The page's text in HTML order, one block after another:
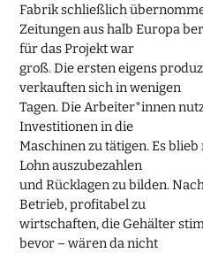
Fabrik schließlich
Zeitungen aus halb Europa
für das Projekt war
groß. Die ersten eigens
verkauften sich in wenigen
Tagen. Die Arbeiter*innen
Investitionen in die
Maschinen zu tätigen. Es
Lohn auszubezahlen
und Rücklagen zu bilden.
Betrieb, profitabel zu
wirtschaften, die Gehälter
bevor – wären da nicht